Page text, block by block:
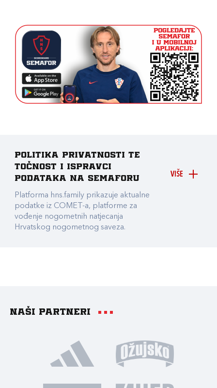
VIŠE
Politika privatnosti te
točnost i ispravci
podataka na Semaforu
Platforma hns.family prikazuje aktualne
podatke iz COMET-a, platforme za
vođenje nogometnih natjecanja
Hrvatskog nogometnog saveza.
Naši partneri